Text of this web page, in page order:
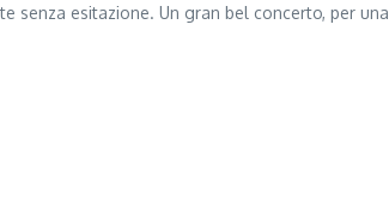
senza esitazione. Un gran bel concerto, per